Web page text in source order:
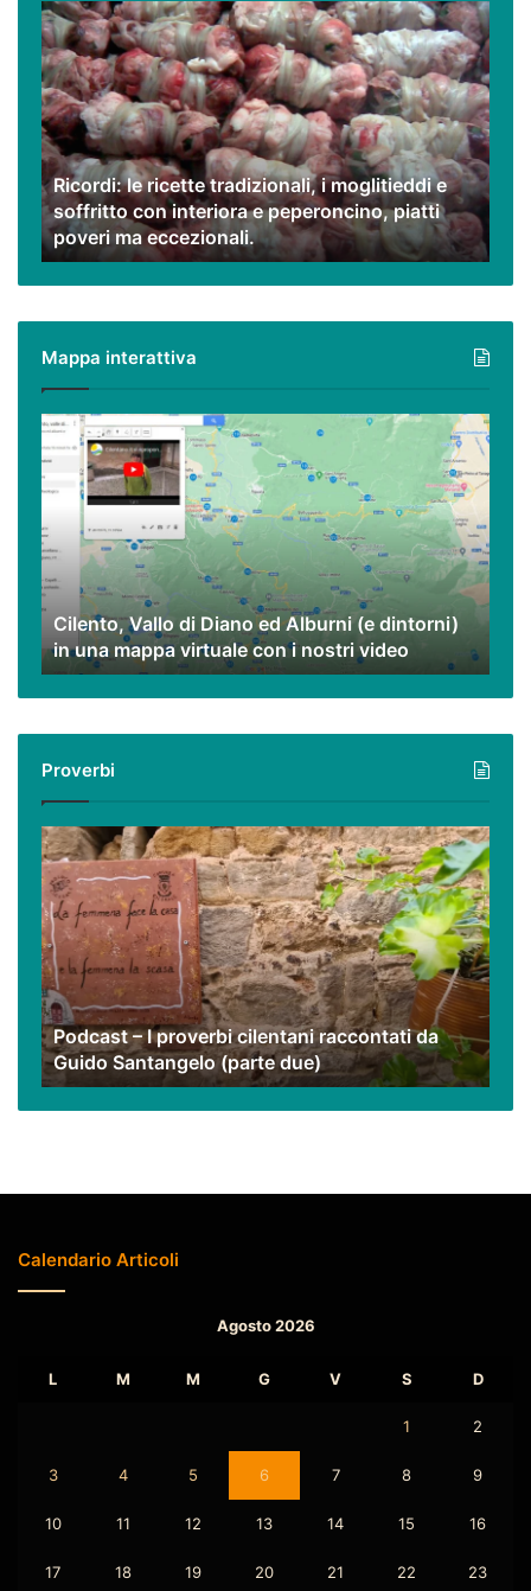
Ricordi:
le
ricette
tradizionali,
i
moglitieddi
e
soffritto
con
interiora
e
peperoncino,
ma
eccezionali.
Ricordi: le ricette tradizionali, i moglitieddi e
soffritto con interiora e peperoncino, piatti
poveri ma eccezionali.
Mappa interattiva
Cilento,
Vallo
di
Diano
ed
Alburni
(e
dintorni)
una
mappa
virtuale
nostri
video
Cilento, Vallo di Diano ed Alburni (e dintorni)
in una mappa virtuale con i nostri video
Proverbi
Podcast
–
I
proverbi
cilentani
raccontati
da
Guido
Santangelo
(parte
due)
Podcast – I proverbi cilentani raccontati da
Guido Santangelo (parte due)
Calendario Articoli
Agosto 2026
L M M G V S D
1 2
3 4 5 6 7 8 9
10 11 12 13 14 15 16
17 18 19 20 21 22 23